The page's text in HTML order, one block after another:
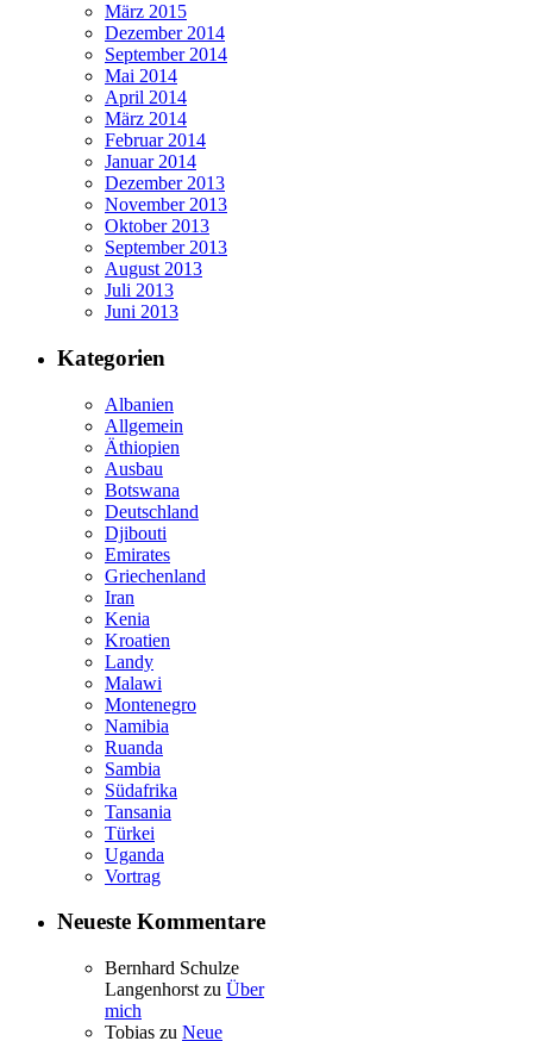
März 2015
Dezember 2014
September 2014
Mai 2014
April 2014
März 2014
Februar 2014
Januar 2014
Dezember 2013
November 2013
Oktober 2013
September 2013
August 2013
Juli 2013
Juni 2013
Kategorien
Albanien
Allgemein
Äthiopien
Ausbau
Botswana
Deutschland
Djibouti
Emirates
Griechenland
Iran
Kenia
Kroatien
Landy
Malawi
Montenegro
Namibia
Ruanda
Sambia
Südafrika
Tansania
Türkei
Uganda
Vortrag
Neueste Kommentare
Bernhard Schulze
Langenhorst zu Über
mich
Tobias zu Neue